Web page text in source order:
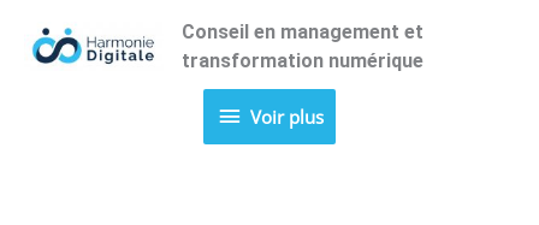
contenu
Conseil en management et
transformation numérique
Voir
plus
Voir plus